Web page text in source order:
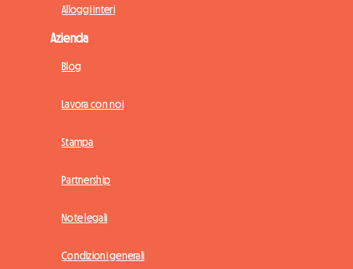
Alloggi interi
Azienda
Blog
Lavora con noi
Stampa
Partnership
Note legali
Condizioni generali